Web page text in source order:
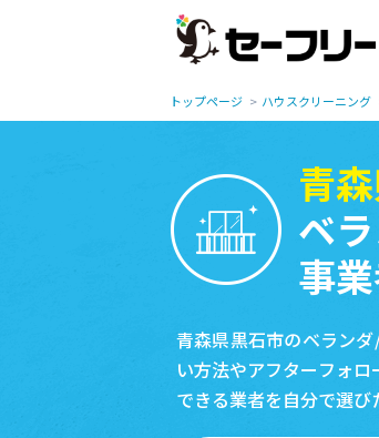
トップページ ハウスクリーニング
青
ベ
事
青森県黒石市のベラン
い方法やアフターフォ
できる業者を自分で選び